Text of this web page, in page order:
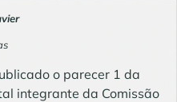
o parecer 1 da
integrante da Comissão